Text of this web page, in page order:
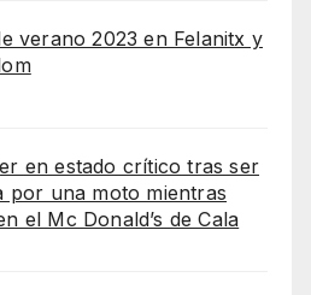
verano 2023 en Felanitx y
en estado crítico tras ser
por una moto mientras
el Mc Donald’s de Cala